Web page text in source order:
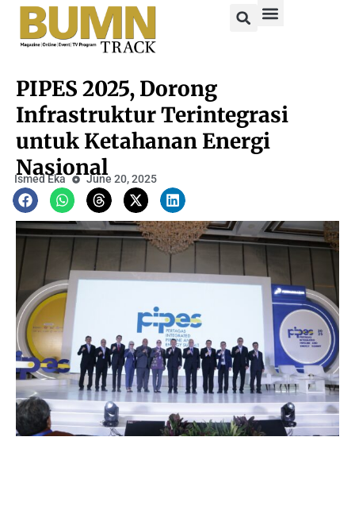
PIPES 2025, Dorong
Infrastruktur Terintegrasi
untuk Ketahanan Energi
Nasional
Ismed Eka June 20, 2025